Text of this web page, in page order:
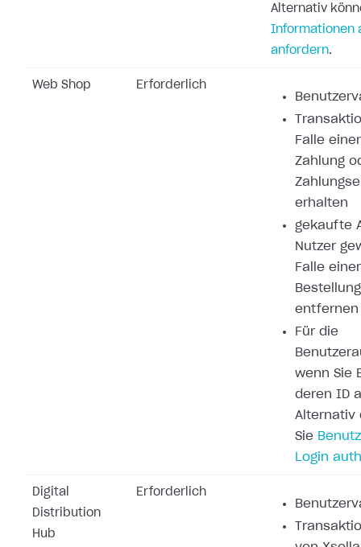
Alternativ
Informationen
anfordern.
Web Shop Erforderlich
Falle
Zahlung
erhalten
gekaufte
Nutzer
Falle
entfernen
Für die
wenn Sie
deren ID
Alternativ
Sie
Login
Digital
Distribution
Hub
Erforderlich